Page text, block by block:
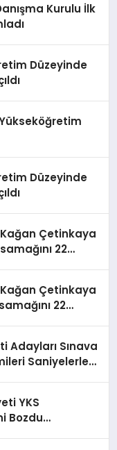
Kurulu İlk
Düzeyinde
Düzeyinde
Çetinkaya
22
Çetinkaya
22
Adayları Sınava
Saniyelerle
YKS
Bozdu